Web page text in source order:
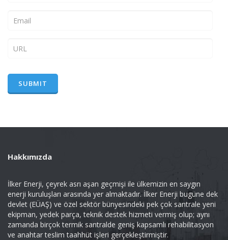
Hakkımızda
İlker Enerji, çeyrek asrı aşan geçmişi ile ülkemizin en saygın
enerji kuruluşları arasında yer almaktadır. İlker Enerji bugüne dek
devlet (EÜAŞ) ve özel sektör bünyesindeki pek çok santrale yeni
ekipman, yedek parça, teknik destek hizmeti vermiş olup; aynı
zamanda birçok termik santralde geniş kapsamlı rehabilitasyon
ve anahtar teslim taahhüt işleri gerçekleştirmiştir.